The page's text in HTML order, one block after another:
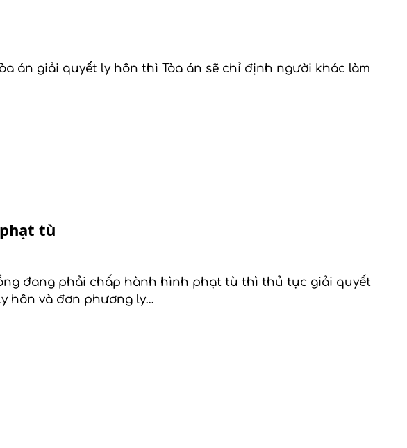
án giải quyết ly hôn thì Tòa án sẽ chỉ định người khác làm
tù
đang phải chấp hành hình phạt tù thì thủ tục giải quyết
hôn và đơn phương ly…